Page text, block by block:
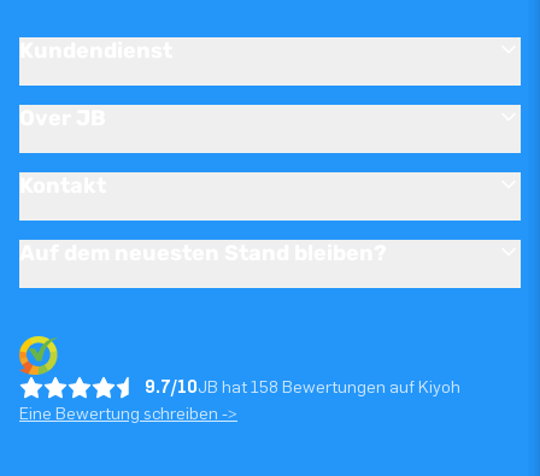
9.7/10JB hat 158 Bewertungen auf Kiyoh
Eine Bewertung schreiben ->